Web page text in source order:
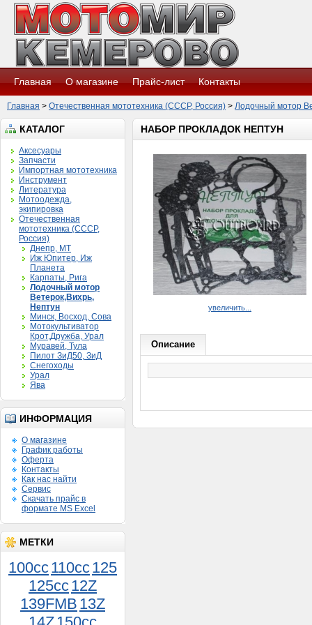
Главная О магазине Прайс-лист Контакты
Главная > Отечественная мототехника (СССР, Россия) > Лодочный мотор
КАТАЛОГ
Аксесуары
Запчасти
Импортная мототехника
Инструмент
Литература
Мотоодежда,
экипировка
Отечественная
мототехника (СССР,
Россия)
Днепр, МТ
Иж Юпитер, Иж
Планета
Карпаты, Рига
Лодочный мотор
Ветерок,Вихрь,
Нептун
Минск, Восход, Сова
Мотокультиватор
Крот,Дружба, Урал
Муравей, Тула
Пилот ЗиД50, ЗиД
Снегоходы
Урал
Ява
ИНФОРМАЦИЯ
О магазине
График работы
Оферта
Контакты
Как нас найти
Сервис
Скачать прайс в
формате MS Excel
МЕТКИ
100cc110cc125
125cc12Z
139FMB 13Z
Поршень Муравей 3 кол.
шир.норма 000
НАБОР ПРОКЛАДОК НЕПТУН
увеличить...
Описание